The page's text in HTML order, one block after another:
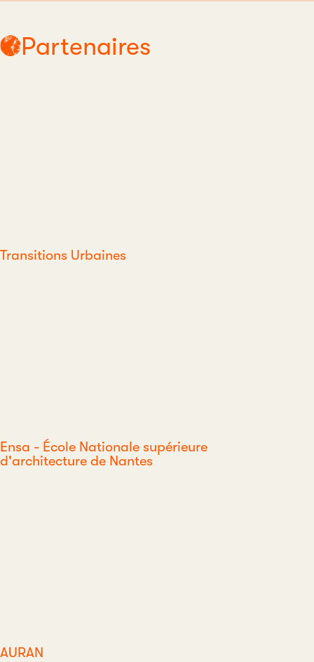
Partenaires
Transitions Urbaines
Ensa - École Nationale supérieure
d'architecture de Nantes
AURAN